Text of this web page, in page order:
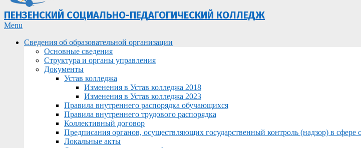
ПЕНЗЕНСКИЙ СОЦИАЛЬНО-ПЕДАГОГИЧЕСКИЙ КОЛЛЕДЖ
Primary
Menu
Menu
Сведения об образовательной организации
Основные сведения
Структура и органы управления
Документы
Устав колледжа
Изменения в Устав колледжа 2018
Изменения в Устав колледжа 2023
Правила внутреннего распорядка обучающихся
Правила внутреннего трудового распорядка
Коллективный договор
Предписания органов, осуществляющих государственный контроль (надзор) в
Локальные акты